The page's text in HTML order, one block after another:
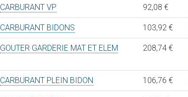
CARBURANT VP 92,08 €
CARBURANT BIDONS 103,92 €
GOUTER GARDERIE MAT ET ELEM 208,74 €
CARBURANT PLEIN BIDON 106,76 €